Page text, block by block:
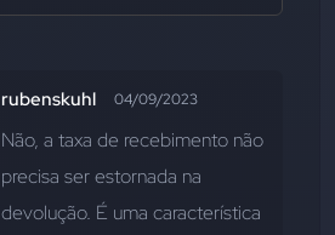
rubenskuhl 04/09/2023
Não, a taxa de recebimento não
precisa ser estornada na
devolução. É uma característica